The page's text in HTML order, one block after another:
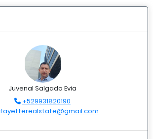
Juvenal Salgado Evia
+529931820190